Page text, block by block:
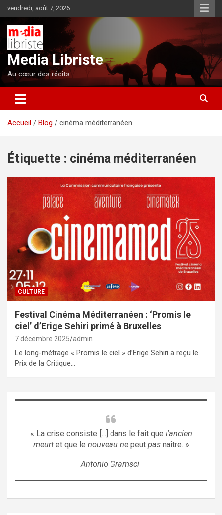
au
contenu
vendredi, août 7, 2026
Media Libriste
Au cœur des récits
Accueil Blog cinéma méditerranéen
Étiquette : cinéma méditerranéen
CULTURE
Festival Cinéma Méditerranéen : ‘Promis le
ciel’ d’Erige Sehiri primé à Bruxelles
7 décembre 2025 admin
Le long-métrage « Promis le ciel » d’Erige Sehiri a reçu le
Prix de la Critique…
« La crise consiste [...] dans le fait que l'ancien
meurtet que le nouveau nepeut pasnaître. »
Antonio Gramsci